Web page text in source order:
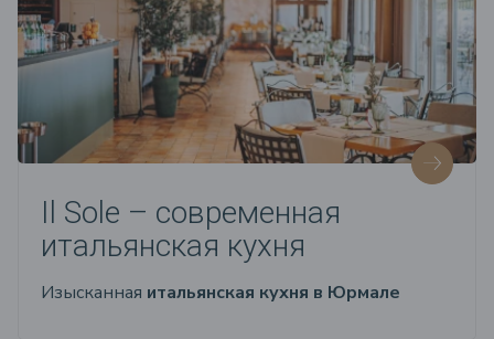
Il Sole – современная
итальянская кухня
Изысканная итальянская кухня в Юрмале